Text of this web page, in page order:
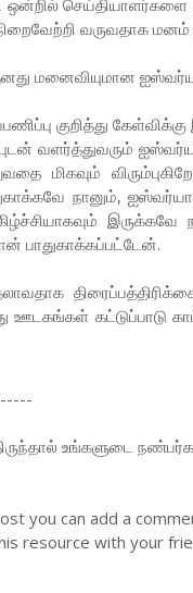
ஒன்றில்
வருவதாக மனம்
மனைவியுமான ஐஸ்வர்யா
குறித்து
ஐஸ்வர்யா,
மிகவும்
நானும்,
இருக்கவே
பாதுகாக்கப்பட்டேன்.
ஊடகங்கள்
உங்களுடை
you can add a
resource with your